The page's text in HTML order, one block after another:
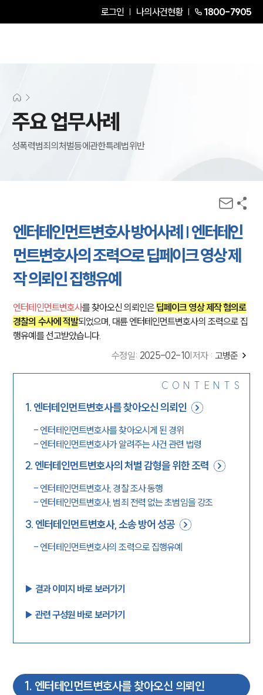
로그인 나의사건현황 1800-7905
주요 업무사례
성폭력범죄의처벌등에관한특례법위반
엔터테인먼트변호사 방어사례 | 엔터테인
먼트변호사의 조력으로 딥페이크 영상 제
작 의뢰인 집행유예
엔터테인먼트변호사를 찾아오신 의뢰인은 딥페이크 영상 제작 혐의로
경찰의 수사에 적발되었으며, 대륜 엔터테인먼트변호사의 조력으로 집
행유예를 선고받았습니다.
수정일: 2025-02-10 저자 : 고병준
CONTENTS
1. 엔터테인먼트변호사를 찾아오신 의뢰인
- 엔터테인먼트변호사를 찾아오시게 된 경위
- 엔터테인먼트변호사가 알려주는 사건 관련 법령
2. 엔터테인먼트변호사의 처벌 감형을 위한 조력
- 엔터테인먼트변호사, 경찰 조사 동행
- 엔터테인먼트변호사, 범죄 전력 없는 초범임을 강조
3. 엔터테인먼트변호사, 소송 방어 성공
- 엔터테인먼트변호사의 조력으로 집행유예
▶︎ 결과 이미지 바로 보러가기
▶︎ 관련 구성원 바로 보러가기
1. 엔터테인먼트변호사를 찾아오신 의뢰인